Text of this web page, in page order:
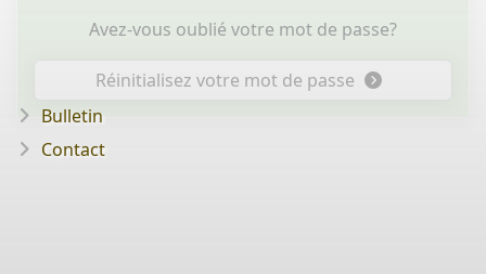
Avez-vous oublié votre mot de passe?
Réinitialisez votre mot de passe
Bulletin
Contact